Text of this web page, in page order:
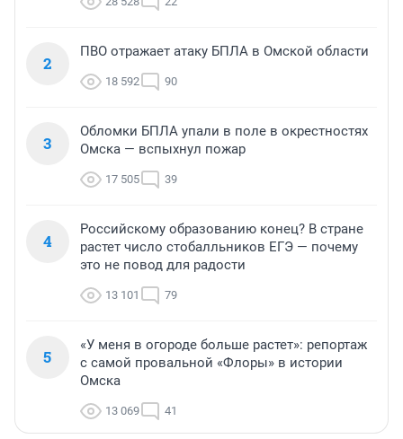
2
ПВО отражает атаку БПЛА в Омской области
18 592 90
3
Обломки БПЛА упали в поле в окрестностях
Омска — вспыхнул пожар
17 505 39
4
Российскому образованию конец? В стране
растет число стобалльников ЕГЭ — почему
это не повод для радости
13 101 79
5
«У меня в огороде больше растет»: репортаж
с самой провальной «Флоры» в истории
Омска
13 069 41